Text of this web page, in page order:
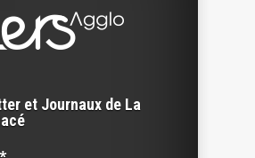
et Journaux de La